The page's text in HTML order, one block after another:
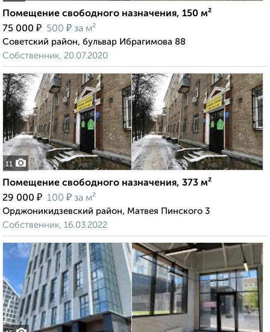
Помещение свободного назначения, 150 м²
75 000 ₽ 500 ₽ за м²
Советский район, бульвар Ибрагимова 88
Собственник, 20.07.2020
11
Помещение свободного назначения, 373 м²
29 000 ₽ 100 ₽ за м²
Орджоникидзевский район, Матвея Пинского 3
Собственник, 16.03.2022